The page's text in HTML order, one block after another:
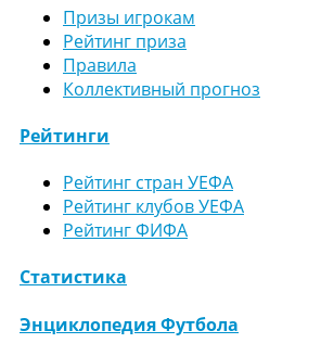
Призы игрокам
Рейтинг приза
Правила
Коллективный прогноз
Рейтинги
Рейтинг стран УЕФА
Рейтинг клубов УЕФА
Рейтинг ФИФА
Статистика
Энциклопедия Футбола